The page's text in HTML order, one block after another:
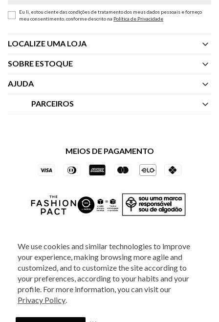
We use cookies and similar technologies to improve
your experience, making browsing more agile and
customized, and to customize the site according to
your preferences, according to your habits and your
profile. For more information, you can visit our
Privacy Policy.
Eu li, estou ciente das condições de tratamento dos meus dados pessoais e forneço
meu consentimento, conforme descrito na Política de Privacidade
LOCALIZE UMA LOJA
SOBRE ESTOQUE
Quem Somos
AJUDA
Central de Atendimento
Trocas e Devoluções
PARCEIROS
Vai de Visa
Azul Fidelidade
MEIOS DE PAGAMENTO
2025 - Veste S.A Estilo. Todos os direitos reservados - A loja Estoque reserva-
se no direito de corrigir ou alterar informações como: preços, promoções e
880 5520.Horário de Atendimento: